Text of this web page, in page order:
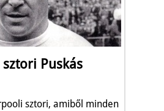
sztori Puskás
sztori, amiből minden